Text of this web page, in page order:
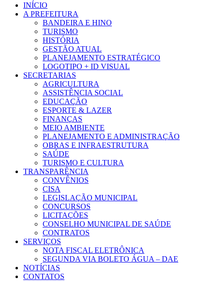
INÍCIO
A PREFEITURA
BANDEIRA E HINO
TURISMO
HISTÓRIA
GESTÃO ATUAL
PLANEJAMENTO ESTRATÉGICO
LOGOTIPO + ID VISUAL
SECRETARIAS
AGRICULTURA
ASSISTÊNCIA SOCIAL
EDUCAÇÃO
ESPORTE & LAZER
FINANÇAS
MEIO AMBIENTE
PLANEJAMENTO E ADMINISTRAÇÃO
OBRAS E INFRAESTRUTURA
SAÚDE
TURISMO E CULTURA
TRANSPARÊNCIA
CONVÊNIOS
CISA
LEGISLAÇÃO MUNICIPAL
CONCURSOS
LICITAÇÕES
CONSELHO MUNICIPAL DE SAÚDE
CONTRATOS
SERVIÇOS
NOTA FISCAL ELETRÔNICA
SEGUNDA VIA BOLETO ÁGUA – DAE
NOTÍCIAS
CONTATOS